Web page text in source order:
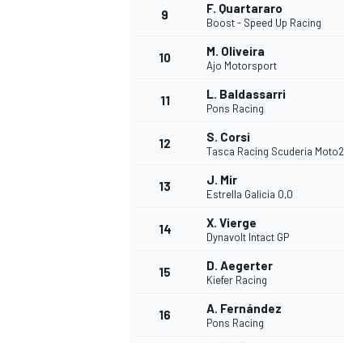
9 F. Quartararo
Boost - Speed Up Racing
10 M. Oliveira
Ajo Motorsport
11 L. Baldassarri
Pons Racing
12 S. Corsi
Tasca Racing Scuderia Moto2
13 J. Mir
Estrella Galicia 0,0
14 X. Vierge
Dynavolt Intact GP
15 D. Aegerter
Kiefer Racing
16 A. Fernández
Pons Racing